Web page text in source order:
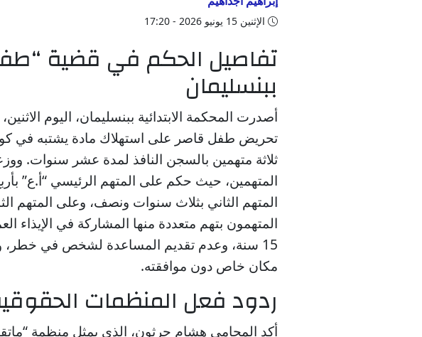
الإثنين 15 يونيو 2026 - 17:20
تفاصيل الحكم في قضية
ببنسليمان
أصدرت المحكمة الابتدائية ببنسليمان، اليوم
تحريض طفل قاصر على استهلاك مادة يشتبه في
ثلاثة متهمين بالسجن النافذ لمدة عشر سنوات.
المتهمين، حيث حكم على المتهم الرئيسي “أ.ع”
المتهم الثاني بثلاث سنوات ونصف، وعلى المتهم
المتهمون بتهم متعددة منها المشاركة في
15 سنة، وعدم تقديم المساعدة لشخص في
مكان خاص دون موافقته.
ردود فعل المنظمات
أكد المحامي هشام حرثون، الذي يمثل منظمة